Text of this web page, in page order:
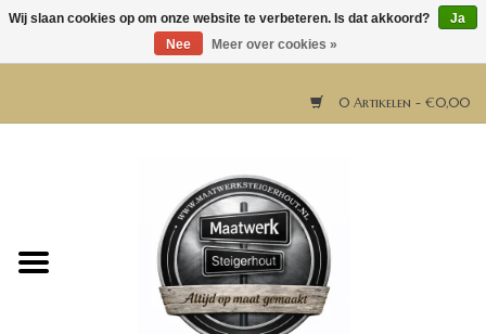
0 Artikelen - €0,00
Horeca meubels
Wij slaan cookies op om onze website te verbeteren. Is dat akkoord?
Ja
Nee
Meer over cookies »